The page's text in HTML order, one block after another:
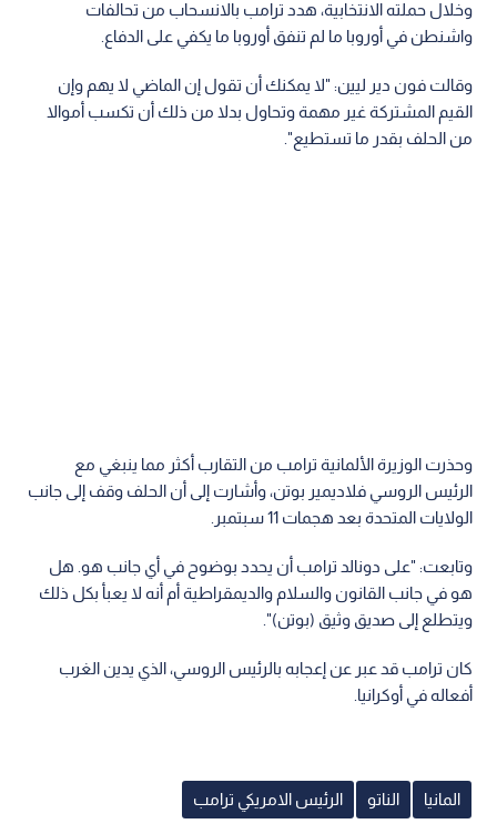
وخلال حملته الانتخابية، هدد ترامب بالانسحاب من تحالفات
واشنطن في أوروبا ما لم تنفق أوروبا ما يكفي على الدفاع.
وقالت فون دير ليين: "لا يمكنك أن تقول إن الماضي لا يهم وإن
القيم المشتركة غير مهمة وتحاول بدلا من ذلك أن تكسب أموالا
من الحلف بقدر ما تستطيع".
وحذرت الوزيرة الألمانية ترامب من التقارب أكثر مما ينبغي مع
الرئيس الروسي فلاديمير بوتن، وأشارت إلى أن الحلف وقف إلى جانب
الولايات المتحدة بعد هجمات 11 سبتمبر.
وتابعت: "على دونالد ترامب أن يحدد بوضوح في أي جانب هو. هل
هو في جانب القانون والسلام والديمقراطية أم أنه لا يعبأ بكل ذلك
ويتطلع إلى صديق وثيق (بوتن)".
كان ترامب قد عبر عن إعجابه بالرئيس الروسي، الذي يدين الغرب
أفعاله في أوكرانيا.
المانيا الناتو الرئيس الامريكي ترامب